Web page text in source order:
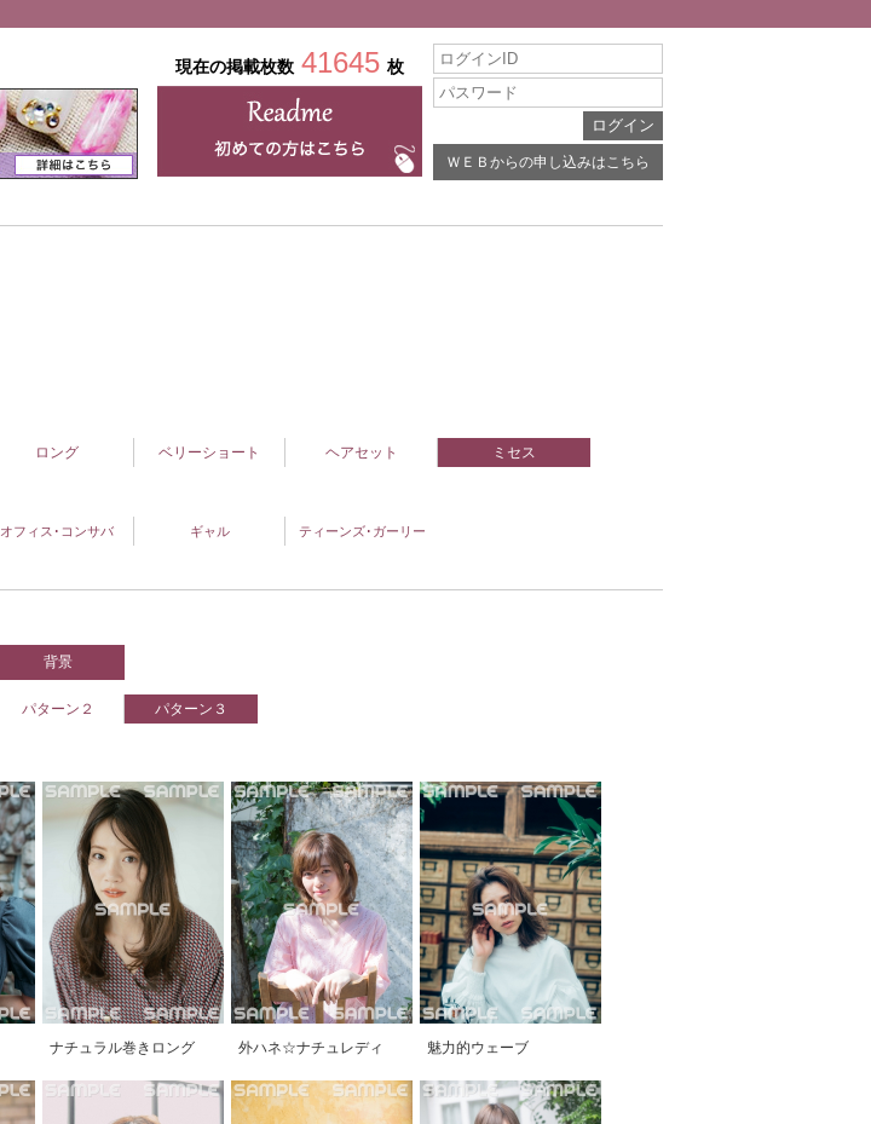
現在の掲載枚数 41645 枚
ＷＥＢからの申し込みはこちら
ロング ベリーショート ヘアセット ミセス
オフィス･コンサバ ギャル ティーンズ･ガーリー
背景
パターン２ パターン３
ナチュラル巻きロング 外ハネ☆ナチュレディ 魅力的ウェーブ